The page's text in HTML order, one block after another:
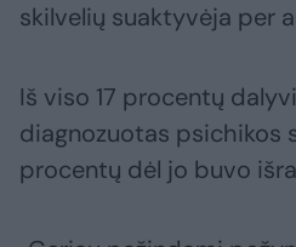
skilvelių suaktyvėja per
Iš viso 17 procentų
diagnozuotas psichikos
procentų dėl jo buvo